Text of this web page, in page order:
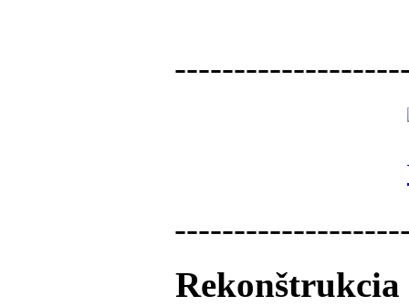
Rekonštrukcia